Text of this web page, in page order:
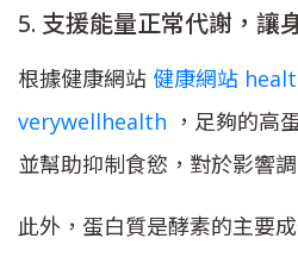
5. 支援能量正常代謝，讓
根據健康網站 健康網站
verywellhealth ，足夠的高
並幫助抑制食慾，對於影響
此外，蛋白質是酵素的主要